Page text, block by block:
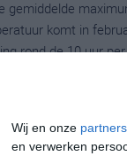
Wij en onze partners
en verwerken
gemiddelde
komt in
rond de 10 uur
langjarige